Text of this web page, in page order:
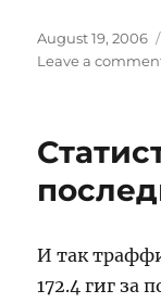
Posted
on
August 19, 2006
Leave a
И так
172.4 гиг за